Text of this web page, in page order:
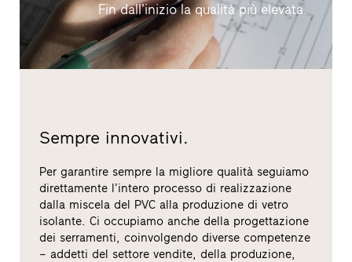
Fin dall’inizio la qualità più elevata.
Sempre innovativi.
Per garantire sempre la migliore qualità seguiamo
direttamente l’intero processo di realizzazione
dalla miscela del PVC alla produzione di vetro
isolante. Ci occupiamo anche della progettazione
dei serramenti, coinvolgendo diverse competenze
– addetti del settore vendite, della produzione,